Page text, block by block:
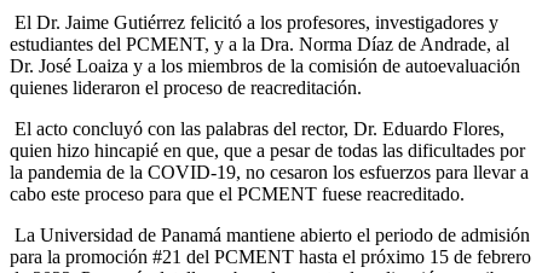
El Dr. Jaime Gutiérrez felicitó a los profesores, investigadores y
estudiantes del PCMENT, y a la Dra. Norma Díaz de Andrade, al
Dr. José Loaiza y a los miembros de la comisión de autoevaluación
quienes lideraron el proceso de reacreditación.
El acto concluyó con las palabras del rector, Dr. Eduardo Flores,
quien hizo hincapié en que, que a pesar de todas las dificultades por
la pandemia de la COVID-19, no cesaron los esfuerzos para llevar a
cabo este proceso para que el PCMENT fuese reacreditado.
La Universidad de Panamá mantiene abierto el periodo de admisión
para la promoción #21 del PCMENT hasta el próximo 15 de febrero